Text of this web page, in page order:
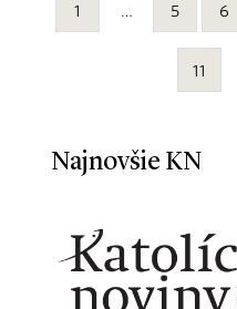
1 … 5 6
11
Najnovšie KN